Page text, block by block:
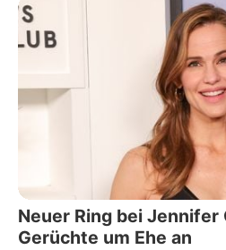
Neuer Ring bei Jennifer
Gerüchte um Ehe an